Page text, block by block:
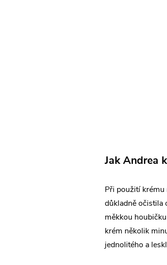
Jak Andrea
Při použití krému
důkladně očistila
měkkou
krém několik
jednolitého a